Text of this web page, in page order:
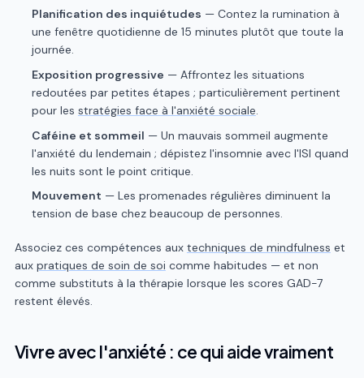
Planification des inquiétudes — Contez la rumination à
une fenêtre quotidienne de 15 minutes plutôt que toute la
journée.
Exposition progressive — Affrontez les situations
redoutées par petites étapes ; particulièrement pertinent
pour les stratégies face à l'anxiété sociale.
Caféine et sommeil — Un mauvais sommeil augmente
l'anxiété du lendemain ; dépistez l'insomnie avec l'ISI quand
les nuits sont le point critique.
Mouvement — Les promenades régulières diminuent la
tension de base chez beaucoup de personnes.
Associez ces compétences aux techniques de mindfulness et
aux pratiques de soin de soi comme habitudes — et non
comme substituts à la thérapie lorsque les scores GAD-7
restent élevés.
Vivre avec l'anxiété : ce qui aide vraiment